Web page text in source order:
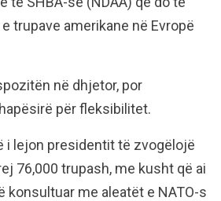
trupave amerikane në Evropë
në dhjetor, por
​​për fleksibilitet.
i lejon presidentit të zvogëlojë
76,000 trupash, me kusht që ai
me aleatët e NATO-s